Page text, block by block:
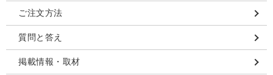
ご注文方法
質問と答え
掲載情報・取材